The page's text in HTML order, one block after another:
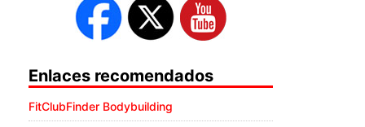
Enlaces recomendados
FitClubFinder Bodybuilding